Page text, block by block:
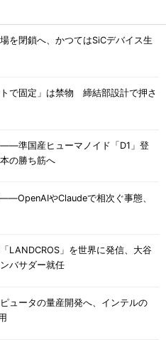
を閉鎖へ、かつてはSiCデバイス生
トで固定」は禁物 締結部設計で押さ
準国産ヒューマノイド「D1」登
の勝ち筋へ
やClaudeで相次ぐ事態、
LANDCROS」を世界に発信、大谷
バサダー就任
ュータの量産開発へ、インテルの